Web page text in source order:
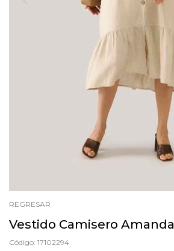
REGRESAR
Vestido Camisero Amanda
Código: 17102294